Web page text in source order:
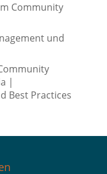
Community
und
|
Best Practices